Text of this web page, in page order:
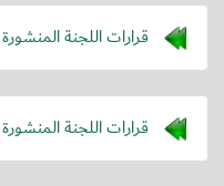
قرارات اللجنة
قرارات اللجنة